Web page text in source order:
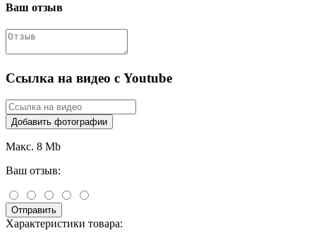
Ваш отзыв
Ссылка на видео с Youtube
Добавить фотографии
Макс. 8 Mb
Ваш отзыв:
Отправить
Характеристики товара: